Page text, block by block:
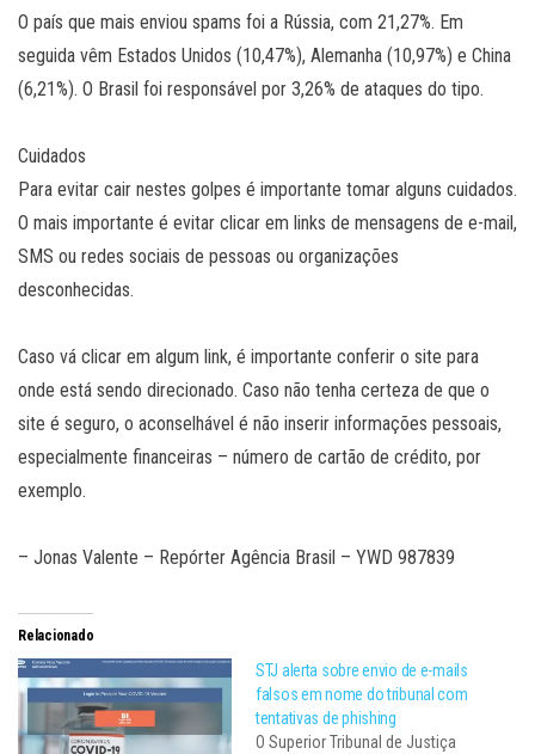
O país que mais enviou spams foi a Rússia, com 21,27%. Em
seguida vêm Estados Unidos (10,47%), Alemanha (10,97%) e China
(6,21%). O Brasil foi responsável por 3,26% de ataques do tipo.
Cuidados
Para evitar cair nestes golpes é importante tomar alguns cuidados.
O mais importante é evitar clicar em links de mensagens de e-mail,
SMS ou redes sociais de pessoas ou organizações
desconhecidas.
Caso vá clicar em algum link, é importante conferir o site para
onde está sendo direcionado. Caso não tenha certeza de que o
site é seguro, o aconselhável é não inserir informações pessoais,
especialmente financeiras – número de cartão de crédito, por
exemplo.
– Jonas Valente – Repórter Agência Brasil – YWD 987839
Relacionado
STJ alerta sobre envio de e-mails
falsos em nome do tribunal com
tentativas de phishing
​O Superior Tribunal de Justiça